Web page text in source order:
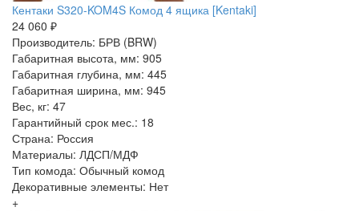
Кентаки S320-KOM4S Комод 4 ящика [Kentaki]
24 060 ₽
Производитель: БРВ (BRW)
Габаритная высота, мм: 905
Габаритная глубина, мм: 445
Габаритная ширина, мм: 945
Вес, кг: 47
Гарантийный срок мес.: 18
Страна: Россия
Материалы: ЛДСП/МДФ
Тип комода: Обычный комод
Декоративные элементы: Нет
+